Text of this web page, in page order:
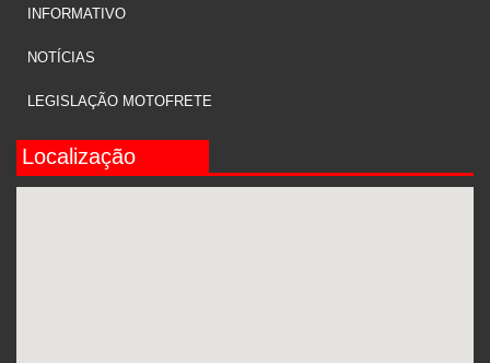
INFORMATIVO
NOTÍCIAS
LEGISLAÇÃO MOTOFRETE
Localização